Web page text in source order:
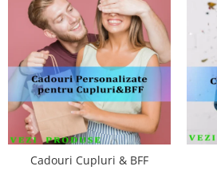
Cadouri Cupluri & BFF